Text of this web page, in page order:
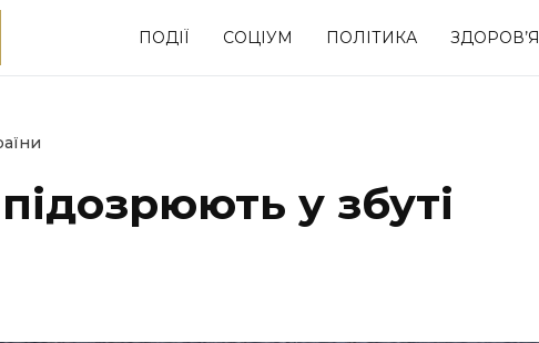
ПОДІЇ СОЦІУМ ПОЛІТИКА ЗДОРОВ’Я
Здоров’я
Соціум Спорт
у збуті